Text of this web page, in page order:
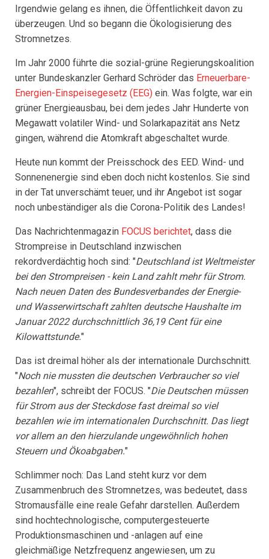
Irgendwie gelang es ihnen, die Öffentlichkeit davon zu
überzeugen. Und so begann die Ökologisierung des
Stromnetzes.
Im Jahr 2000 führte die sozial-grüne Regierungskoalition
unter Bundeskanzler Gerhard Schröder das Erneuerbare-
Energien-Einspeisegesetz (EEG) ein. Was folgte, war ein
grüner Energieausbau, bei dem jedes Jahr Hunderte von
Megawatt volatiler Wind- und Solarkapazität ans Netz
gingen, während die Atomkraft abgeschaltet wurde.
Heute nun kommt der Preisschock des EED. Wind- und
Sonnenenergie sind eben doch nicht kostenlos. Sie sind
in der Tat unverschämt teuer, und ihr Angebot ist sogar
noch unbeständiger als die Corona-Politik des Landes!
Das Nachrichtenmagazin FOCUS berichtet, dass die
Strompreise in Deutschland inzwischen
rekordverdächtig hoch sind: "Deutschland ist Weltmeister
bei den Strompreisen - kein Land zahlt mehr für Strom.
Nach neuen Daten des Bundesverbandes der Energie-
und Wasserwirtschaft zahlten deutsche Haushalte im
Januar 2022 durchschnittlich 36,19 Cent für eine
Kilowattstunde."
Das ist dreimal höher als der internationale Durchschnitt.
"Noch nie mussten die deutschen Verbraucher so viel
bezahlen", schreibt der FOCUS. "Die Deutschen müssen
für Strom aus der Steckdose fast dreimal so viel
bezahlen wie im internationalen Durchschnitt. Das liegt
vor allem an den hierzulande ungewöhnlich hohen
Steuern und Ökoabgaben."
Schlimmer noch: Das Land steht kurz vor dem
Zusammenbruch des Stromnetzes, was bedeutet, dass
Stromausfälle eine reale Gefahr darstellen. Außerdem
sind hochtechnologische, computergesteuerte
Produktionsmaschinen und -anlagen auf eine
gleichmäßige Netzfrequenz angewiesen, um zu